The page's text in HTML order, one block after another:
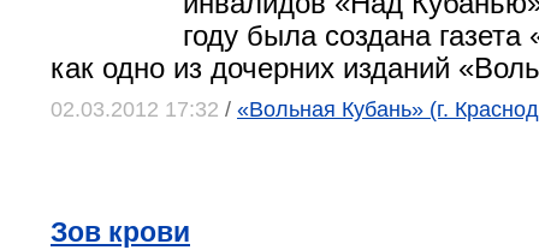
году была создана
как одно из дочерних изданий
02.03.2012 17:32 / «Вольная Кубань» (г.
Зов крови